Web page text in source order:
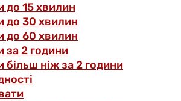
до 15 хвилин
до 30 хвилин
до 60 хвилин
за 2 години
більш ніж за 2 години